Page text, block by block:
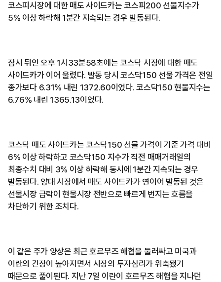
코스피시장에 대한 매도 사이드카는 코스피200 선물지수가
5% 이상 하락해 1분간 지속되는 경우 발동된다.
잠시 뒤인 오후 1시33분58초에는 코스닥 시장에 대한 매도
사이드카가 이어 울렸다. 발동 당시 코스닥150 선물 가격은 전일
종가보다 6.31% 내린 1372.60이었다. 코스닥150 현물지수는
6.76% 내린 1365.13이었다.
코스닥 매도 사이드카는 코스닥150 선물 가격이 기준 가격 대비
6% 이상 하락하고 코스닥150 지수가 직전 매매거래일의
최종수치 대비 3% 이상 하락해 동시에 1분간 지속되는 경우
발동된다. 양대 시장에서 매도 사이드카가 연이어 발동된 것은
선물시장 급락이 현물시장 전반으로 빠르게 번지는 흐름을
차단하기 위한 조치다.
이 같은 주가 양상은 최근 호르무즈 해협을 둘러싸고 미국과
이란의 긴장이 높아지면서 시장의 투자심리가 위축됐기
때문으로 풀이된다. 지난 7일 이란이 호르무즈 해협을 지나던